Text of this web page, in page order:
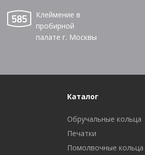
Клеймение в
пробирной
палате г. Москвы
Каталог
Обручальные кольца
Печатки
Помолвочные кольца